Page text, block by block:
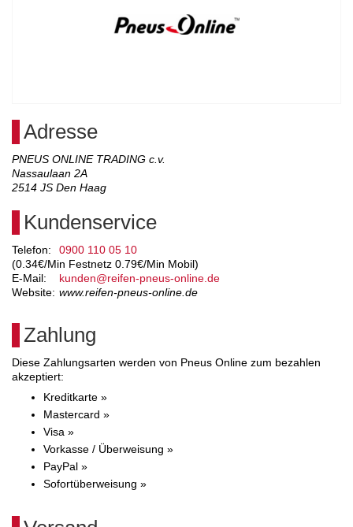
Adresse
PNEUS ONLINE TRADING c.v.
Nassaulaan 2A
2514 JS Den Haag
Kundenservice
Telefon:
0900 110 05 10
(0.34€/Min Festnetz 0.79€/Min Mobil)
E-Mail:
kunden@reifen-pneus-online.de
Website: www.reifen-pneus-online.de
Zahlung
Diese Zahlungsarten werden von Pneus Online zum bezahlen
akzeptiert:
Kreditkarte »
Mastercard »
Visa »
Vorkasse / Überweisung »
PayPal »
Sofortüberweisung »